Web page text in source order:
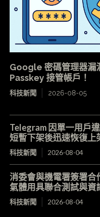
Google 密碼管理器
Passkey 接管帳戶！
科技新聞 2026-08-05
Telegram 因單一用戶
短暫下架後迅速恢復上
科技新聞 2026-08-04
消委會與機電署簽署
氣體用具聯合測試與資
科技新聞 2026-08-04